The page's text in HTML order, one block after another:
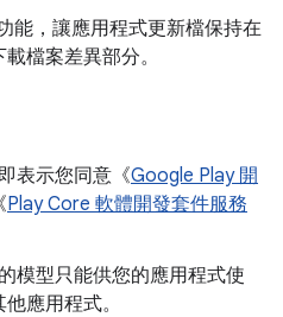
能，讓應用程式更新檔保持在
檔案差異部分。
表示您同意《Google Play 開
Play Core 軟體開發套件服務
模型只能供您的應用程式使
應用程式。